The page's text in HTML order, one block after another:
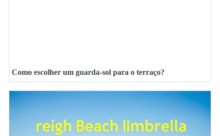
Como escolher um guarda-sol para o terraço?